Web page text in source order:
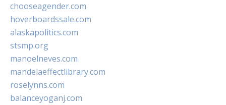
chooseagender.com
hoverboardssale.com
alaskapolitics.com
stsmp.org
manoelneves.com
mandelaeffectlibrary.com
roselynns.com
balanceyoganj.com